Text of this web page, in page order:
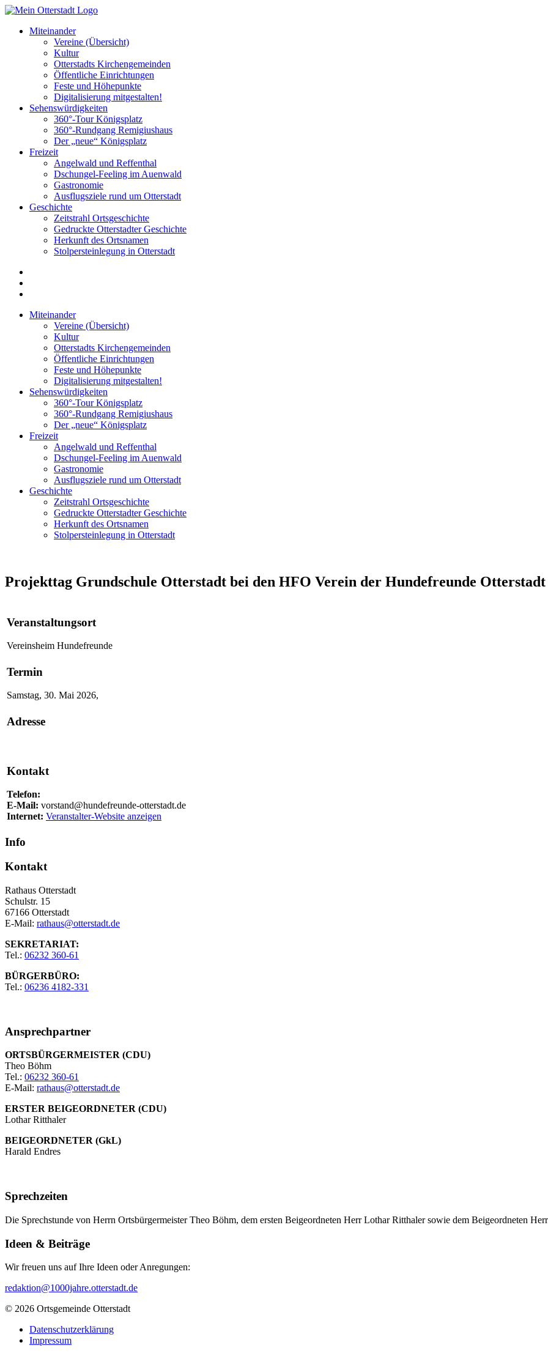
Miteinander
Vereine (Übersicht)
Kultur
Otterstadts Kirchengemeinden
Öffentliche Einrichtungen
Feste und Höhepunkte
Digitalisierung mitgestalten!
Sehenswürdigkeiten
360°-Tour Königsplatz
360°-Rundgang Remigiushaus
Der „neue“ Königsplatz
Freizeit
Angelwald und Reffenthal
Dschungel-Feeling im Auenwald
Gastronomie
Ausflugsziele rund um Otterstadt
Geschichte
Zeitstrahl Ortsgeschichte
Gedruckte Otterstadter Geschichte
Herkunft des Ortsnamen
Stolpersteinlegung in Otterstadt
Miteinander
Vereine (Übersicht)
Kultur
Otterstadts Kirchengemeinden
Öffentliche Einrichtungen
Feste und Höhepunkte
Digitalisierung mitgestalten!
Sehenswürdigkeiten
360°-Tour Königsplatz
360°-Rundgang Remigiushaus
Der „neue“ Königsplatz
Freizeit
Angelwald und Reffenthal
Dschungel-Feeling im Auenwald
Gastronomie
Ausflugsziele rund um Otterstadt
Geschichte
Zeitstrahl Ortsgeschichte
Gedruckte Otterstadter Geschichte
Herkunft des Ortsnamen
Stolpersteinlegung in Otterstadt
Projekttag Grundschule Otterstadt bei den HFO Verein der Hundefreunde Otterstadt
Veranstaltungsort
Vereinsheim Hundefreunde
Termin
Samstag, 30. Mai 2026,
Adresse
Kontakt
Telefon:
E-Mail: vorstand@hundefreunde-otterstadt.de
Internet: Veranstalter-Website anzeigen
Info
Kontakt
Rathaus Otterstadt
Schulstr. 15
67166 Otterstadt
E-Mail: rathaus@otterstadt.de
SEKRETARIAT:
Tel.: 06232 360-61
BÜRGERBÜRO:
Tel.: 06236 4182-331
Ansprechpartner
ORTSBÜRGERMEISTER (CDU)
Theo Böhm
Tel.: 06232 360-61
E-Mail: rathaus@otterstadt.de
ERSTER BEIGEORDNETER (CDU)
Lothar Ritthaler
BEIGEORDNETER (GkL)
Harald Endres
Sprechzeiten
Die Sprechstunde von Herrn Ortsbürgermeister Theo Böhm, dem ersten Beigeordneten Herr Lothar Ritthaler sowie dem Beigeordneten
Ideen & Beiträge
Wir freuen uns auf Ihre Ideen oder Anregungen:
redaktion@1000jahre.otterstadt.de
© 2026 Ortsgemeinde Otterstadt
Datenschutzerklärung
Impressum